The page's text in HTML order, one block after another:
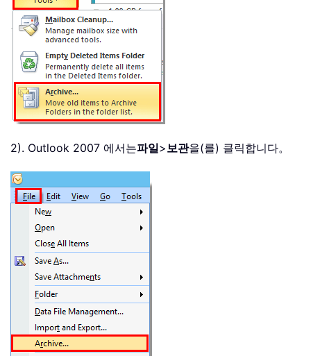
2). Outlook 2007 에서는파일>보관을(를) 클릭합니다。